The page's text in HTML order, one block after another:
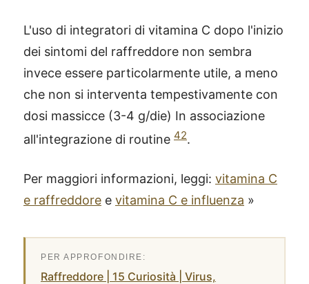
L'uso di integratori di vitamina C dopo l'inizio
dei sintomi del raffreddore non sembra
invece essere particolarmente utile, a meno
che non si interventa tempestivamente con
dosi massicce (3-4 g/die) In associazione
all'integrazione di routine 42.
Per maggiori informazioni, leggi: vitamina C
e raffreddore e vitamina C e influenza »
Raffreddore | 15 Curiosità | Virus,